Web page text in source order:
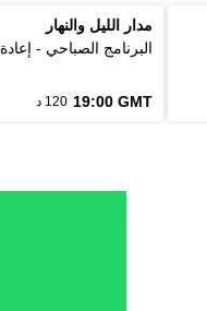
مدار الليل والنهار
البرنامج الصباحي - إعادة
19:00 GMT 120 د